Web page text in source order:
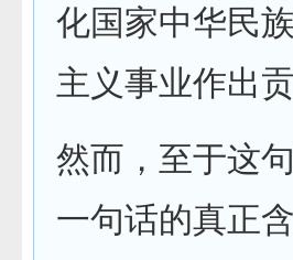
化国家中华民
主义事业作出
然而，至于这
一句话的真正